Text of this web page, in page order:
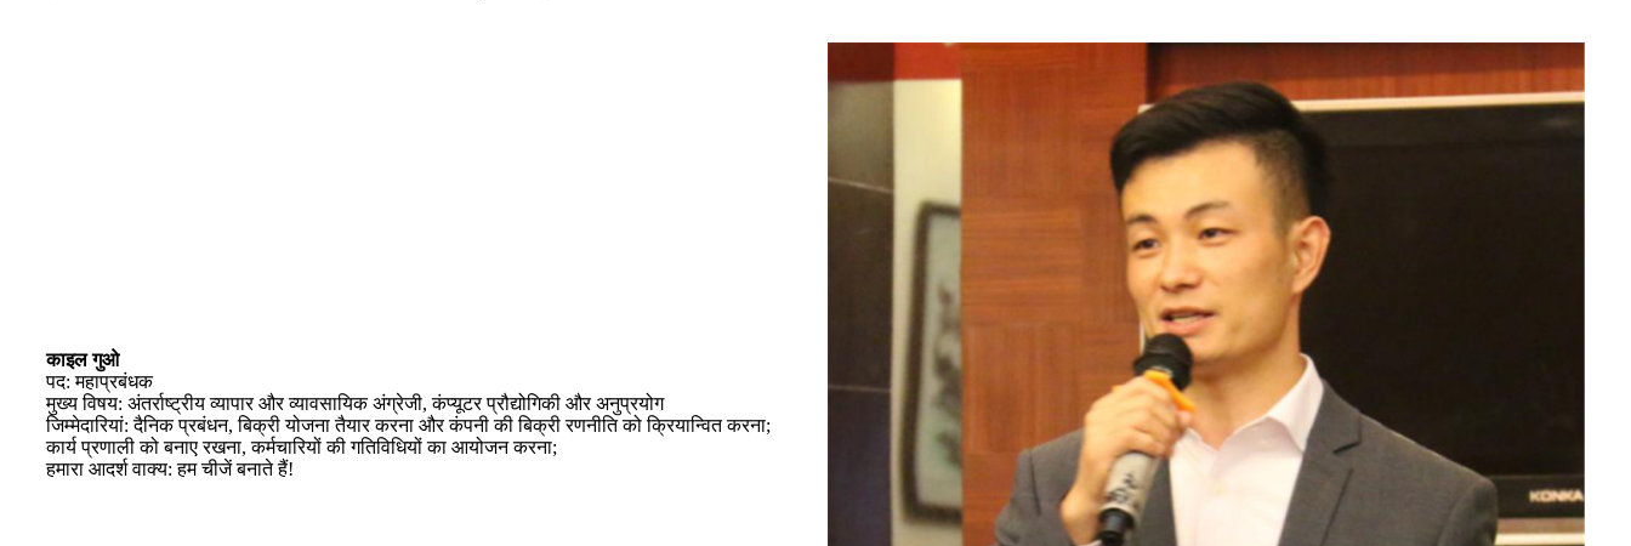
काइल गुओ
पद: महाप्रबंधक
मुख्य विषय: अंतर्राष्ट्रीय व्यापार और व्यावसायिक अंग्रेजी, कंप्यूटर प्रौद्योगिकी और अनुप्रयोग
जिम्मेदारियां: दैनिक प्रबंधन, बिक्री योजना तैयार करना और कंपनी की बिक्री रणनीति को क्रियान्वित करना;
कार्य प्रणाली को बनाए रखना, कर्मचारियों की गतिविधियों का आयोजन करना;
हमारा आदर्श वाक्य: हम चीजें बनाते हैं!